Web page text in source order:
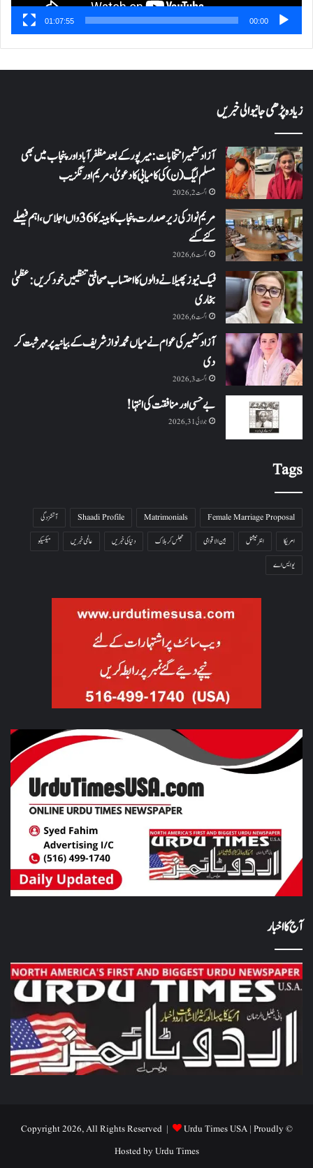
00:00
01:07:55
زیادہ پڑھی جانیوالی خبریں
آزاد کشمیر انتخابات: میرپور کے بعد مظفرآباد اور پنجاب میں بھی
مسلم لیگ (ن) کی کامیابی کا دعویٰ، مریم اورنگزیب
اگست 2, 2026
مریم نواز کی زیر صدارت پنجاب کابینہ کا 36واں اجلاس،اہم فیصلے
کئے گئے
اگست 6, 2026
فیک نیوز پھیلانے والوں کا احتساب صحافتی تنظیمیں خود کریں: عظمیٰ
بخاری
اگست 6, 2026
آزاد کشمیر کی عوام نے میاں محمد نواز شریف کے بیانیہ پر مہر ثبت کر
دی
اگست 3, 2026
بے حسی اور منافقت کی انتہا !
جولائی 31, 2026
Tags
Female Marriage Proposal
Matrimonials
Shaadi Profile
آتشزدگی
امریکا
انٹرنیشنل بین الاقوامی جھلس کر ہلاک دنیا کی خبریں عالمی خبریں
میکسیکو
یو ایس اے
آج کا اخبار
© Copyright 2026, All Rights Reserved |
Urdu Times USA| Proudly
Hosted byUrdu Times